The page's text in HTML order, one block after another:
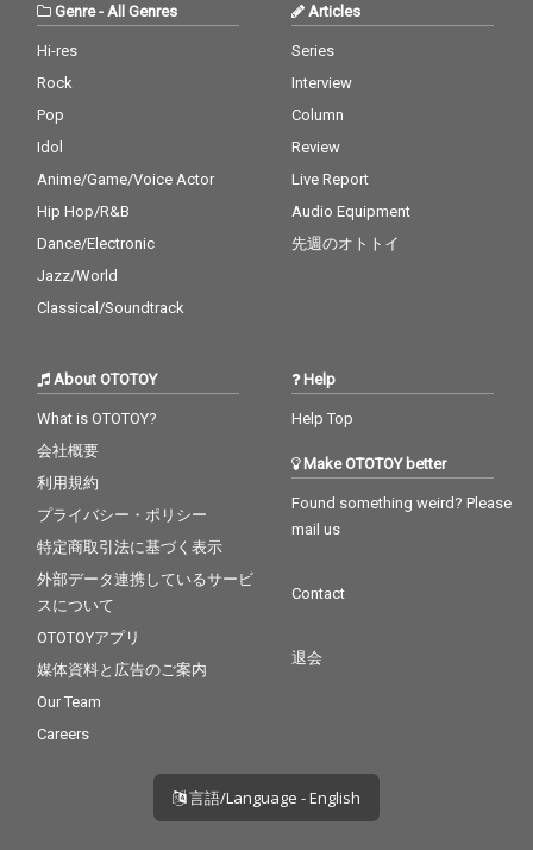
Genre- All Genres
Hi-res
Rock
Pop
Idol
Anime/Game/Voice Actor
Hip Hop/R&B
Dance/Electronic
Jazz/World
Classical/Soundtrack
Articles
Series
Interview
Column
Review
Live Report
Audio Equipment
先週のオトトイ
About OTOTOY
What is OTOTOY?
会社概要
利用規約
プライバシー・ポリシー
特定商取引法に基づく表示
外部データ連携しているサービ
スについて
OTOTOYアプリ
媒体資料と広告のご案内
Our Team
Careers
Help
Help Top
Make OTOTOY better
Found something weird? Please
mail us
Contact
退会
言語/Language - English